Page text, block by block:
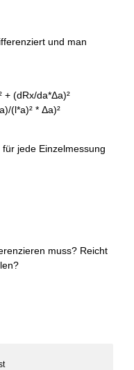
und man
+ (dRx/da*Δa)²
(l*a)² * Δa)²
jede Einzelmessung
muss? Reicht